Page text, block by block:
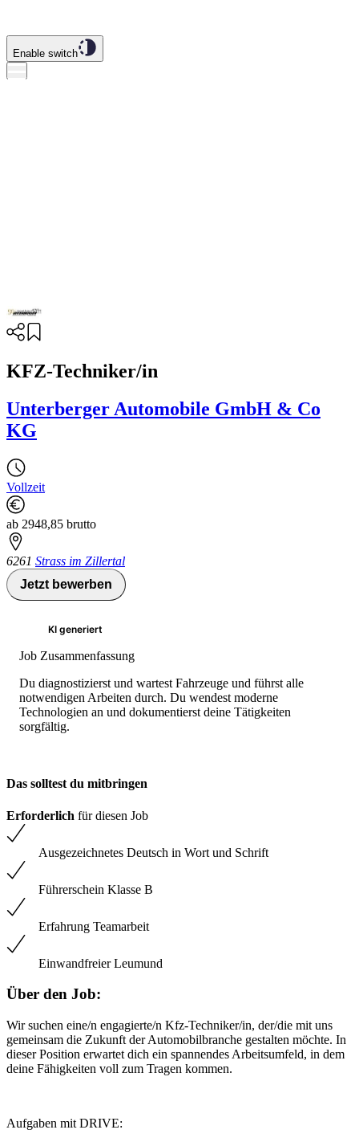
Enable switch
KFZ-Techniker/in
Unterberger Automobile GmbH & Co
KG
Vollzeit
ab 2948,85 brutto
6261 Strass im Zillertal
Jetzt bewerben
KI generiert
Job Zusammenfassung
Du diagnostizierst und wartest Fahrzeuge und führst alle
notwendigen Arbeiten durch. Du wendest moderne
Technologien an und dokumentierst deine Tätigkeiten
sorgfältig.
Das solltest du mitbringen
Erforderlich für diesen Job
Ausgezeichnetes Deutsch in Wort und Schrift
Führerschein Klasse B
Erfahrung Teamarbeit
Einwandfreier Leumund
Über den Job:
Wir suchen eine/n engagierte/n Kfz-Techniker/in, der/die mit uns
gemeinsam die Zukunft der Automobilbranche gestalten möchte. In
dieser Position erwartet dich ein spannendes Arbeitsumfeld, in dem
deine Fähigkeiten voll zum Tragen kommen.
Aufgaben mit DRIVE: